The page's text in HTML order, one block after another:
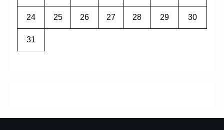
24 25 26 27 28 29 30
31